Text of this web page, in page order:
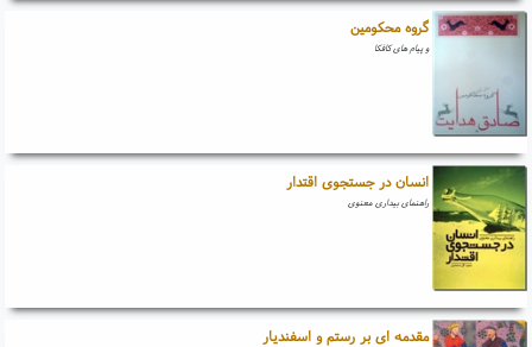
گروه محکومین
و پیام های کافکا
انسان در جستجوی اقتدار
راهنمای بیداری معنوی
مقدمه ای بر رستم و اسفندیار